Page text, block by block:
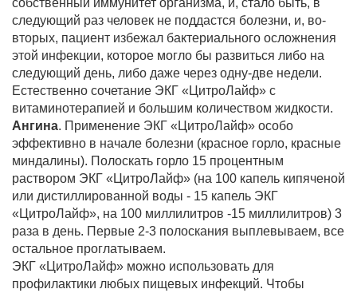
собственный иммунитет организма, и, стало быть, в
следующий раз человек не поддастся болезни, и, во-
вторых, пациент избежал бактериального осложнения
этой инфекции, которое могло бы развиться либо на
следующий день, либо даже через одну-две недели.
Естественно сочетание ЭКГ «ЦитроЛайф» с
витаминотерапией и большим количеством жидкости.
Ангина. Применение ЭКГ «ЦитроЛайф» особо
эффективно в начале болезни (красное горло, красные
миндалины). Полоскать горло 15 процентным
раствором ЭКГ «ЦитроЛайф» (на 100 капель кипяченой
или дистиллированной воды - 15 капель ЭКГ
«ЦитроЛайф», на 100 миллилитров -15 миллилитров) 3
раза в день. Первые 2-3 полоскания выплевываем, все
остальное проглатываем.
ЭКГ «ЦитроЛайф» можно использовать для
профилактики любых пищевых инфекций. Чтобы